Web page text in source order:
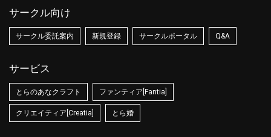
サークル向け
サークル委託案内 新規登録 サークルポータル Q&A
サービス
とらのあなクラフト ファンティア[Fantia]
クリエイティア[Creatia] とら婚